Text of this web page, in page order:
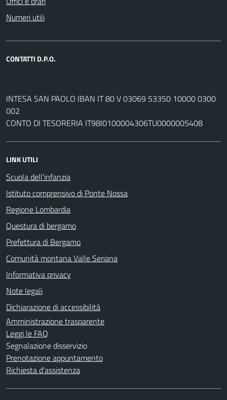
Numeri utili
CONTATTI D.P.O.
INTESA SAN PAOLO IBAN IT 80 V 03069 53350 10000 0300
002
CONTO DI TESORERIA IT98I0100004306TU0000005408
LINK UTILI
Scuola dell'infanzia
Istituto comprensivo di Ponte Nossa
Regione Lombardia
Questura di bergamo
Prefettura di Bergamo
Comunità montana Valle Seriana
Informativa privacy
Note legali
Dichiarazione di accessibilità
Amministrazione trasparente
Leggi le FAQ
Segnalazione disservizio
Prenotazione appuntamento
Richiesta d'assistenza